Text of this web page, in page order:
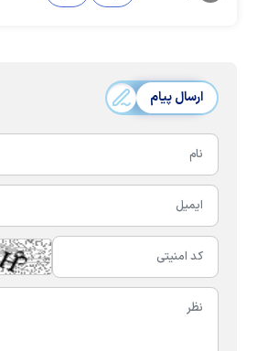
ارسال پیام